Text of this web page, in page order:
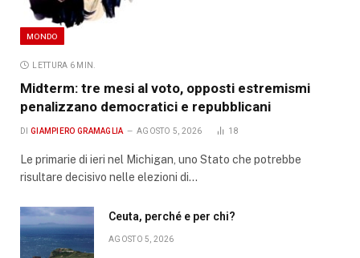
MONDO
LETTURA 6 MIN.
Midterm: tre mesi al voto, opposti estremismi
penalizzano democratici e repubblicani
DI GIAMPIERO GRAMAGLIA AGOSTO 5, 2026 18
Le primarie di ieri nel Michigan, uno Stato che potrebbe
risultare decisivo nelle elezioni di…
Ceuta, perché e per chi?
AGOSTO 5, 2026